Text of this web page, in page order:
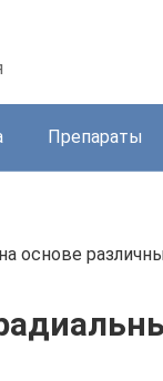
Препараты
на основе